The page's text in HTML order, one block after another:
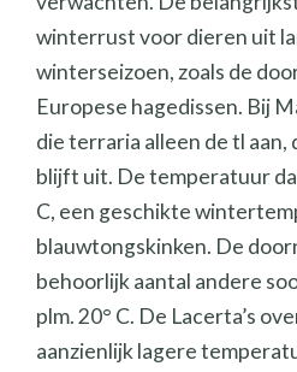
winterrust voor dieren uit
winterseizoen, zoals de
Europese hagedissen. Bij
die terraria alleen de tl aan,
blijft uit. De temperatuur
C, een geschikte
blauwtongskinken. De
behoorlijk aantal andere
plm. 20° C. De Lacerta’s
aanzienlijk lagere